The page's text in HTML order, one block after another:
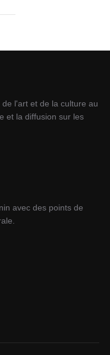
l'art et de la culture au
et la diffusion sur les
avec des points de